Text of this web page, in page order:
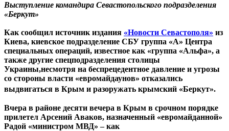
Выступление командира Севастопольского подразделения
«Беркут»
Как сообщил источник издания «Новости Севастополя» из
Киева, киевское подразделение СБУ группа «А» Центра
специальных операций, известное как «группа «Альфа», а
также другие спецподразделения столицы
Украины,несмотря на беспрецедентное давление и угрозы
со стороны власти «евромайдаунов» отказались
выдвигаться в Крым и разоружать крымский «Беркут».
Вчера в районе десяти вечера в Крым в срочном порядке
прилетел Арсений Аваков, назначенный «евромайданной»
Радой «министром МВД» – как